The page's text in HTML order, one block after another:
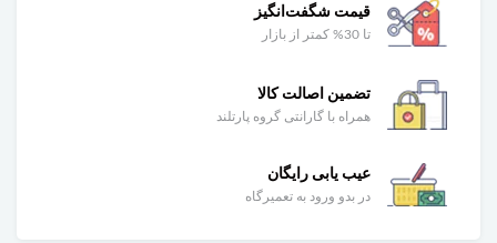
قیمت شگفت‌انگیز
تا 30% کمتر از بازار
تضمین اصالت کالا
همراه با گارانتی گروه پارتلند
عیب یابی رایگان
در بدو ورود به تعمیرگاه